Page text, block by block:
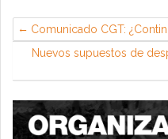
Comunicado CGT:
Nuevos supuestos de